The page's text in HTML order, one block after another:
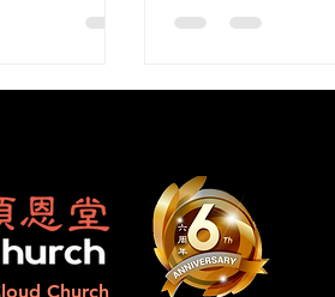
、影響力和機
為境日提醒我
嚴、創意、合
都能帶着目標
作出有意義的
造出來的機會。
的。要捕捉這些風
而在帆之前，我們
表我們要先做好
己、塑造品格、磨
Church